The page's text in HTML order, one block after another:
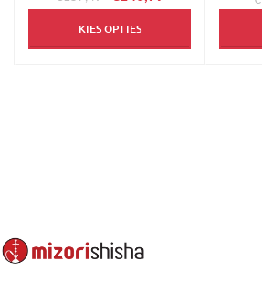
KIES OPTIES